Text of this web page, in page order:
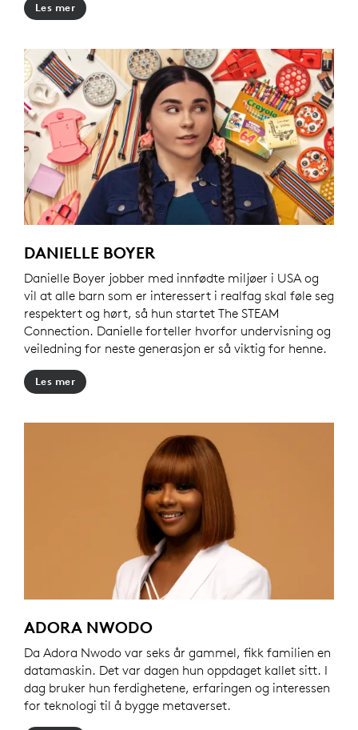
Les mer
DANIELLE BOYER
Danielle Boyer jobber med innfødte miljøer i USA og
vil at alle barn som er interessert i realfag skal føle seg
respektert og hørt, så hun startet The STEAM
Connection. Danielle forteller hvorfor undervisning og
veiledning for neste generasjon er så viktig for henne.
Les mer
ADORA NWODO
Da Adora Nwodo var seks år gammel, fikk familien en
datamaskin. Det var dagen hun oppdaget kallet sitt. I
dag bruker hun ferdighetene, erfaringen og interessen
for teknologi til å bygge metaverset.